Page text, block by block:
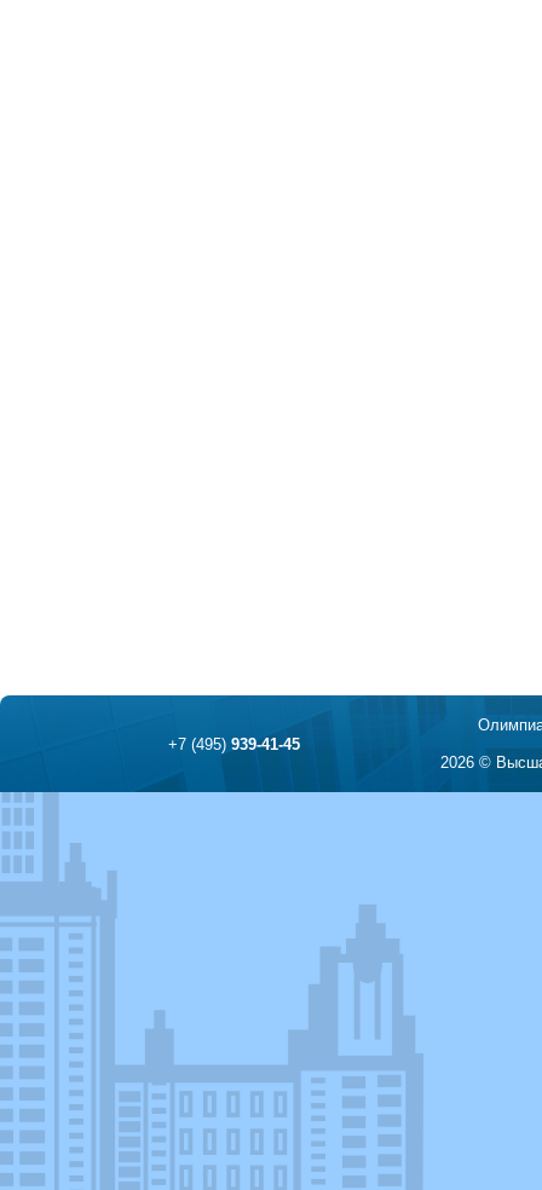
+7 (495)939-41-45
2026 ©